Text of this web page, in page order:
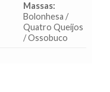
Massas:
Bolonhesa /
Quatro Queijos
/ Ossobuco